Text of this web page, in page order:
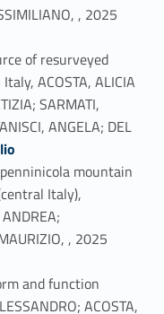
, 2025
of resurveyed
ACOSTA, ALICIA
SARMATI,
ANGELA; DEL
mountain
Italy),
, 2025
and function
ACOSTA,